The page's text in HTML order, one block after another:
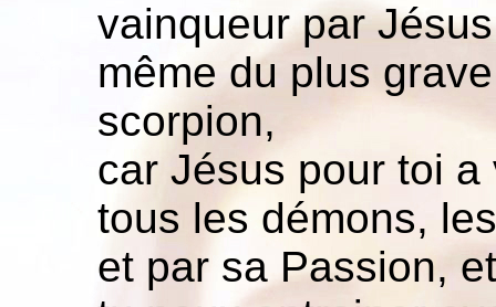
vainqueur par
même du plus
scorpion,
car Jésus pour toi
tous les démons,
et par sa Passion,